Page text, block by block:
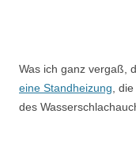
Was ich ganz vergaß,
eine Standheizung ,
des